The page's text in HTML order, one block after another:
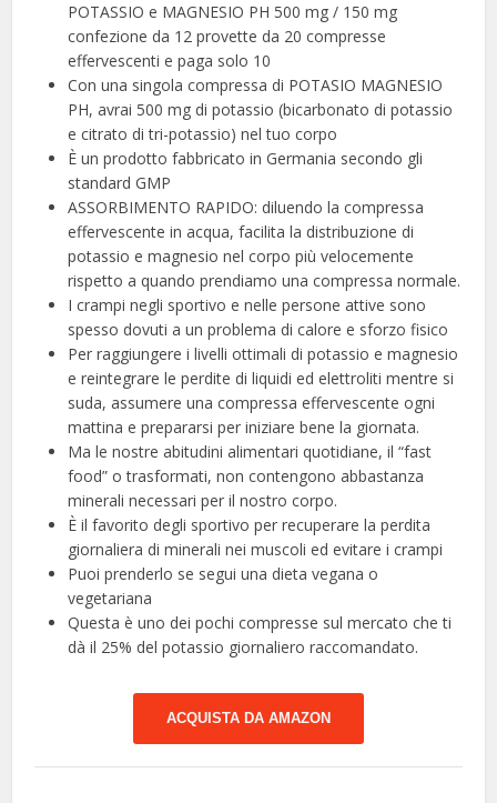
POTASSIO e MAGNESIO PH 500 mg / 150 mg
confezione da 12 provette da 20 compresse
effervescenti e paga solo 10
Con una singola compressa di POTASIO MAGNESIO
PH, avrai 500 mg di potassio (bicarbonato di potassio
e citrato di tri-potassio) nel tuo corpo
È un prodotto fabbricato in Germania secondo gli
standard GMP
ASSORBIMENTO RAPIDO: diluendo la compressa
effervescente in acqua, facilita la distribuzione di
potassio e magnesio nel corpo più velocemente
rispetto a quando prendiamo una compressa normale.
I crampi negli sportivo e nelle persone attive sono
spesso dovuti a un problema di calore e sforzo fisico
Per raggiungere i livelli ottimali di potassio e magnesio
e reintegrare le perdite di liquidi ed elettroliti mentre si
suda, assumere una compressa effervescente ogni
mattina e prepararsi per iniziare bene la giornata.
Ma le nostre abitudini alimentari quotidiane, il “fast
food” o trasformati, non contengono abbastanza
minerali necessari per il nostro corpo.
È il favorito degli sportivo per recuperare la perdita
giornaliera di minerali nei muscoli ed evitare i crampi
Puoi prenderlo se segui una dieta vegana o
vegetariana
Questa è uno dei pochi compresse sul mercato che ti
dà il 25% del potassio giornaliero raccomandato.
ACQUISTA DA AMAZON